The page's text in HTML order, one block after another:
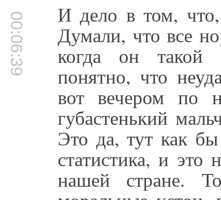
00:06:39 И дело в том,
Думали, что все
когда он такой
понятно, что
вот вечером по
губастенький
Это да, тут как
статистика, и это
нашей стране.